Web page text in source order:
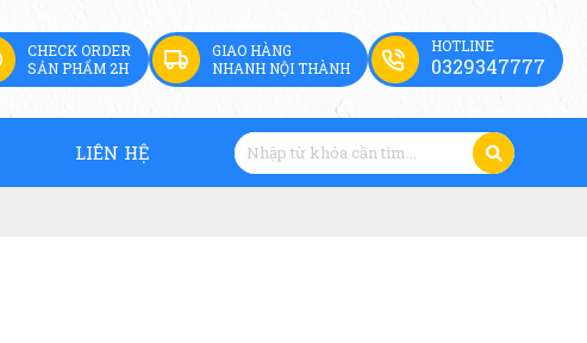
CHECK ORDER
SẢN PHẨM 2H
GIAO HÀNG
NHANH NỘI THÀNH
HOTLINE
0329347777
LIÊN HỆ